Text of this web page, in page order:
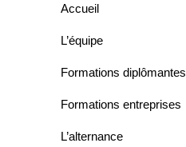
Accueil
L’équipe
Formations diplômantes
Formations entreprises
L’alternance